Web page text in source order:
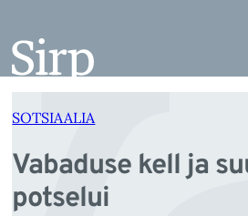
juurde
SOTSIAALIA
Vabaduse kell ja
potselui